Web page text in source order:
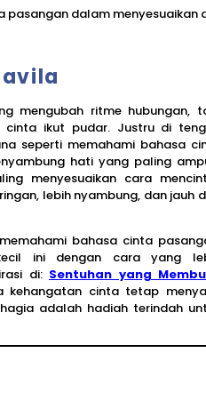
pasangan dalam menyesuaikan
mengubah ritme hubungan,
cinta ikut pudar. Justru di
seperti memahami bahasa
hati yang paling
menyesuaikan cara
lebih nyambung, dan jauh
bahasa cinta
ini dengan cara yang
di: Sentuhan yang
kehangatan cinta tetap
adalah hadiah terindah